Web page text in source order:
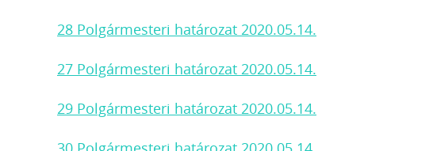
28 Polgármesteri határozat 2020.05.14.
27 Polgármesteri határozat 2020.05.14.
29 Polgármesteri határozat 2020.05.14.